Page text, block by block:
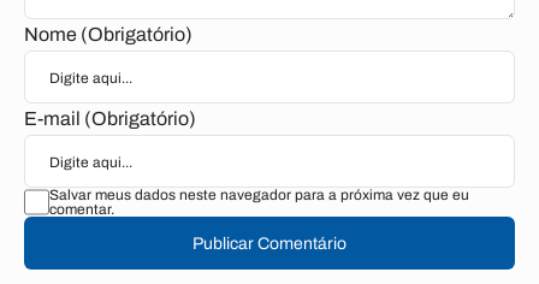
Nome (Obrigatório)
E-mail (Obrigatório)
Salvar meus dados neste navegador para a próxima vez que eu
comentar.
Publicar Comentário